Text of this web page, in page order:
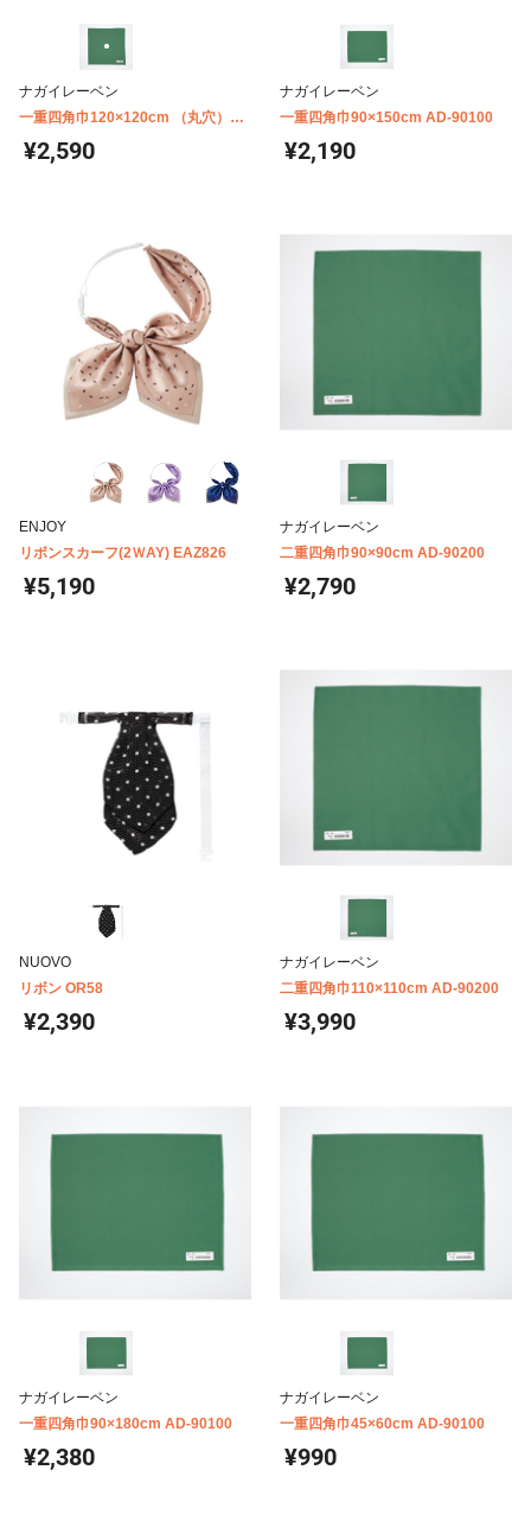
ナガイレーベン
一重四角巾120×120cm （丸穴）
φ6cm AD-90301
¥2,590
ナガイレーベン
一重四角巾90×150cm AD-90100
¥2,190
ENJOY
リボンスカーフ(2ＷAY) EAZ826
¥5,190
ナガイレーベン
二重四角巾90×90cm AD-90200
¥2,790
NUOVO
リボン OR58
¥2,390
ナガイレーベン
二重四角巾110×110cm AD-90200
¥3,990
ナガイレーベン
一重四角巾90×180cm AD-90100
¥2,380
ナガイレーベン
一重四角巾45×60cm AD-90100
¥990